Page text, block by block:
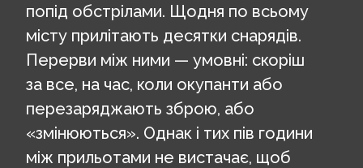
попід обстрілами. Щодня по всьому
місту прилітають десятки снарядів.
Перерви між ними — умовні: скоріш
за все, на час, коли окупанти або
перезаряджають зброю, або
«змінюються». Однак і тих пів години
між прильотами не вистачає, щоб